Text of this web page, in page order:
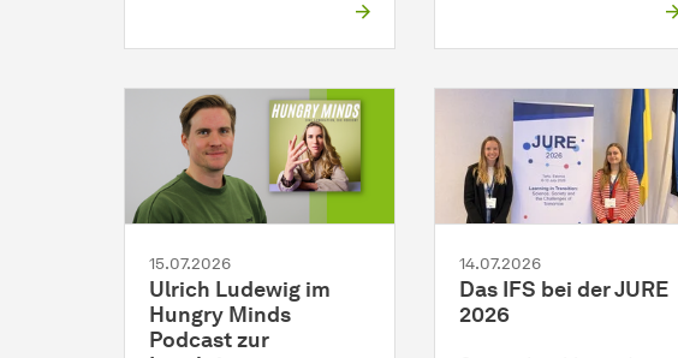
15.07.2026
Ulrich Ludewig im
Hungry Minds
Podcast zur
14.07.2026
Das IFS bei der JURE
2026